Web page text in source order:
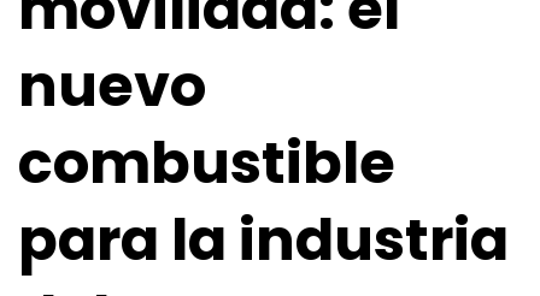
Blog
nuevo
combustible
para la industria